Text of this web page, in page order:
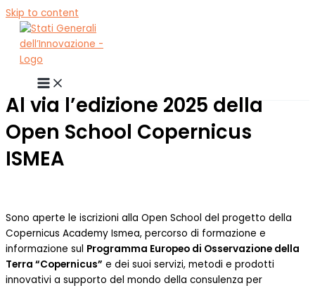
Skip to content
Al via l’edizione 2025 della
Open School Copernicus
ISMEA
Sono aperte le iscrizioni alla Open School del progetto della
Copernicus Academy Ismea, percorso di formazione e
informazione sul Programma Europeo di Osservazione della
Terra “Copernicus” e dei suoi servizi, metodi e prodotti
innovativi a supporto del mondo della consulenza per